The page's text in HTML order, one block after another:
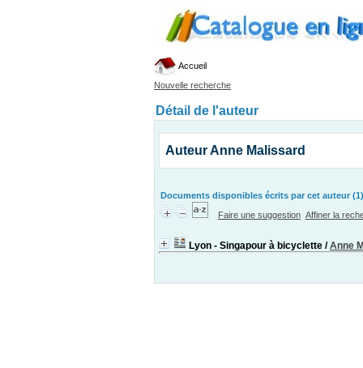
Accueil
Nouvelle recherche
Détail de l'auteur
Auteur Anne Malissard
Documents disponibles écrits par cet auteur (1)
Faire une suggestion Affiner la
Lyon - Singapour à bicyclette /Anne